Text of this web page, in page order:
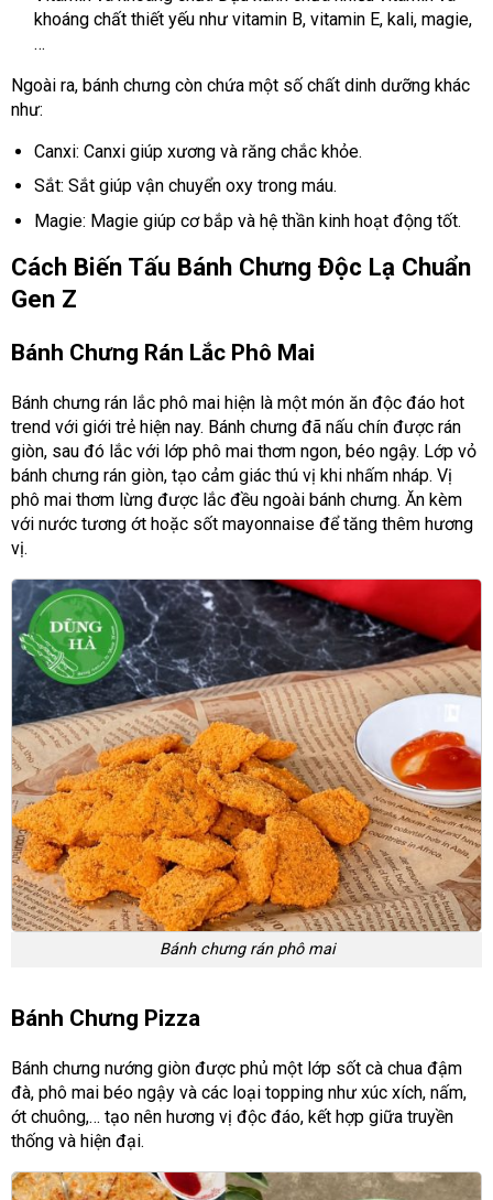
khoáng chất thiết yếu như vitamin B, vitamin E, kali, magie,
…
Ngoài ra, bánh chưng còn chứa một số chất dinh dưỡng khác
như:
Canxi: Canxi giúp xương và răng chắc khỏe.
Sắt: Sắt giúp vận chuyển oxy trong máu.
Magie: Magie giúp cơ bắp và hệ thần kinh hoạt động tốt.
Cách Biến Tấu Bánh Chưng Độc Lạ Chuẩn
Gen Z
Bánh Chưng Rán Lắc Phô Mai
Bánh chưng rán lắc phô mai hiện là một món ăn độc đáo hot
trend với giới trẻ hiện nay. Bánh chưng đã nấu chín được rán
giòn, sau đó lắc với lớp phô mai thơm ngon, béo ngậy. Lớp vỏ
bánh chưng rán giòn, tạo cảm giác thú vị khi nhấm nháp. Vị
phô mai thơm lừng được lắc đều ngoài bánh chưng. Ăn kèm
với nước tương ớt hoặc sốt mayonnaise để tăng thêm hương
vị.
Bánh chưng rán phô mai
Bánh Chưng Pizza
Bánh chưng nướng giòn được phủ một lớp sốt cà chua đậm
đà, phô mai béo ngậy và các loại topping như xúc xích, nấm,
ớt chuông,… tạo nên hương vị độc đáo, kết hợp giữa truyền
thống và hiện đại.